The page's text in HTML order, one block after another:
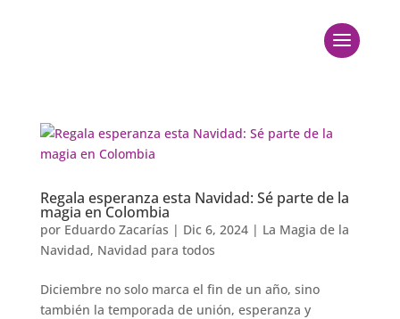
Regala esperanza esta Navidad: Sé parte de la
magia en Colombia
por Eduardo Zacarías | Dic 6, 2024| La Magia de la
Navidad, Navidad para todos
Diciembre no solo marca el fin de un año, sino
también la temporada de unión, esperanza y